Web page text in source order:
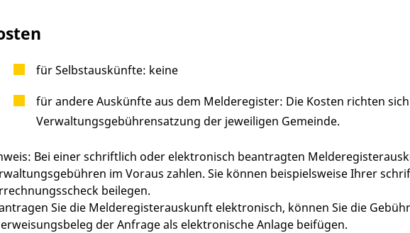
für Selbstauskünfte: keine
für andere Auskünfte aus dem Melderegister: Die Kosten richten
Verwaltungsgebührensatzung der jeweiligen Gemeinde.
Bei einer schriftlich oder elektronisch beantragten
im Voraus zahlen. Sie können beispielsweise Ihrer
beilegen.
Sie die Melderegisterauskunft elektronisch, können Sie die
der Anfrage als elektronische Anlage beifügen.